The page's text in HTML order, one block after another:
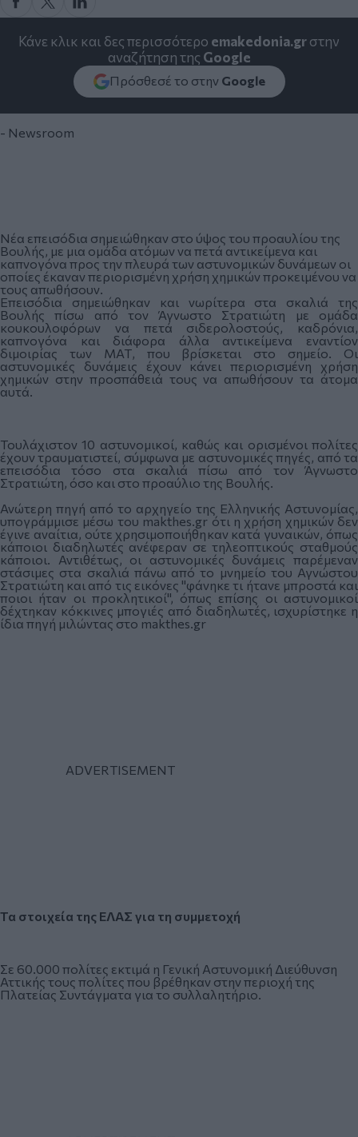
Κάνε κλικ και δες περισσότερο emakedonia.grστην
αναζήτηση της Google
Πρόσθεσέ το στην Google
- Newsroom
Νέα επεισόδια σημειώθηκαν στο ύψος του προαυλίου της
Βουλής, με μια ομάδα ατόμων να πετά αντικείμενα και
καπνογόνα προς την πλευρά των αστυνομικών δυνάμεων οι
οποίες έκαναν περιορισμένη χρήση χημικών προκειμένου να
τους απωθήσουν.
Επεισόδια σημειώθηκαν και νωρίτερα στα σκαλιά της
Βουλής πίσω από τον Άγνωστο Στρατιώτη με ομάδα
κουκουλοφόρων να πετά σιδερολοστούς, καδρόνια,
καπνογόνα και διάφορα άλλα αντικείμενα εναντίον
διμοιρίας των ΜΑΤ, που βρίσκεται στο σημείο. Οι
αστυνομικές δυνάμεις έχουν κάνει περιορισμένη χρήση
χημικών στην προσπάθειά τους να απωθήσουν τα άτομα
αυτά.
Τουλάχιστον 10 αστυνομικοί, καθώς και ορισμένοι πολίτες
έχουν τραυματιστεί, σύμφωνα με αστυνομικές πηγές, από τα
επεισόδια τόσο στα σκαλιά πίσω από τον Άγνωστο
Στρατιώτη, όσο και στο προαύλιο της Βουλής.
Ανώτερη πηγή από το αρχηγείο της Ελληνικής Αστυνομίας,
υπογράμμισε μέσω του makthes.gr ότι η χρήση χημικών δεν
έγινε αναίτια, ούτε χρησιμοποιήθηκαν κατά γυναικών, όπως
κάποιοι διαδηλωτές ανέφεραν σε τηλεοπτικούς σταθμούς
κάποιοι. Αντιθέτως, οι αστυνομικές δυνάμεις παρέμεναν
στάσιμες στα σκαλιά πάνω από το μνημείο του Αγνώστου
Στρατιώτη και από τις εικόνες "φάνηκε τι ήτανε μπροστά και
ποιοι ήταν οι προκλητικοί", όπως επίσης οι αστυνομικοί
δέχτηκαν κόκκινες μπογιές από διαδηλωτές, ισχυρίστηκε η
ίδια πηγή μιλώντας στο makthes.gr
Τα στοιχεία της ΕΛΑΣ για τη συμμετοχή
Σε 60.000 πολίτες εκτιμά η Γενική Αστυνομική Διεύθυνση
Αττικής τους πολίτες που βρέθηκαν στην περιοχή της
Πλατείας Συντάγματα για το συλλαλητήριο.